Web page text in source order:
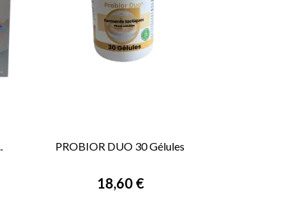
PROBIOR DUO 30 Gélules
18,60 €